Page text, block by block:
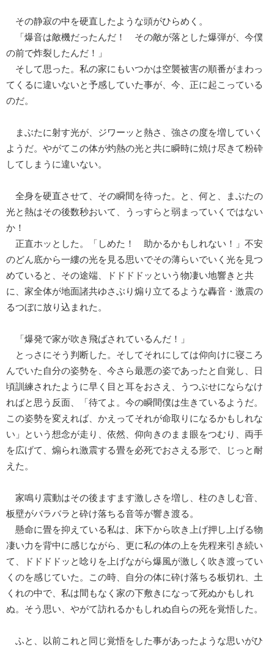
その静寂の中を硬直したような頭がひらめく。
「爆音は敵機だったんだ！ その敵が落とした爆弾が、今僕
の前で炸裂したんだ！」
そして思った。私の家にもいつかは空襲被害の順番がまわっ
てくるに違いないと予感していた事が、今、正に起こっている
のだ。
まぶたに射す光が、ジワーッと熱さ、強さの度を増していく
ようだ。やがてこの体が灼熱の光と共に瞬時に焼け尽きて粉砕
してしまうに違いない。
全身を硬直させて、その瞬間を待った。と、何と、まぶたの
光と熱はその後数秒おいて、うっすらと弱まっていくではない
か！
正直ホッとした。「しめた！ 助かるかもしれない！」不安
のどん底から一縷の光を見る思いでその薄らいでいく光を見つ
めていると、その途端、ドドドドッという物凄い地響きと共
に、家全体が地面諸共ゆさぶり煽り立てるような轟音・激震の
るつぼに放り込まれた。
「爆発で家が吹き飛ばされているんだ！」
とっさにそう判断した。そしてそれにしては仰向けに寝ころ
んでいた自分の姿勢を、今さら最悪の姿であったと自覚し、日
頃訓練されたように早く目と耳をおさえ、うつぶせにならなけ
ればと思う反面、「待てよ。今の瞬間僕は生きているようだ。
この姿勢を変えれば、かえってそれが命取りになるかもしれな
い」という想念が走り、依然、仰向きのまま眼をつむり、両手
を広げて、煽られ激震する畳を必死でおさえる形で、じっと耐
えた。
家鳴り震動はその後ますます激しさを増し、柱のきしむ音、
板壁がバラバラと砕け落ちる音等が響き渡る。
懸命に畳を抑えている私は、床下から吹き上げ押し上げる物
凄い力を背中に感じながら、更に私の体の上を先程来引き続い
て、ドドドドッと唸りを上げながら爆風が激しく吹き渡ってい
くのを感じていた。この時、自分の体に砕け落ちる板切れ、土
くれの中で、私は間もなく家の下敷きになって死ぬかもしれ
ぬ。そう思い、やがて訪れるかもしれぬ自らの死を覚悟した。
ふと、以前これと同じ覚悟をした事があったような思いがひ